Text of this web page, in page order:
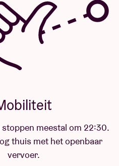
meestal om 22:30.
thuis met het openbaar
vervoer.